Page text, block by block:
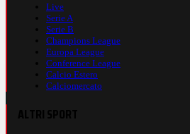
Live
Serie A
Serie B
Champions League
Europa League
Conference League
Calcio Estero
Calciomercato